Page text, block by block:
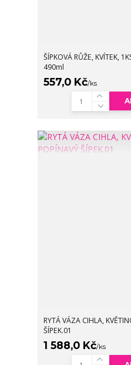
ŠÍPKOVÁ RŮŽE, KVÍTEK,
490ml
557,0 Kč/ks
RYTÁ VÁZA CIHLA,
ŠÍPEK.01
1 588,0 Kč/ks